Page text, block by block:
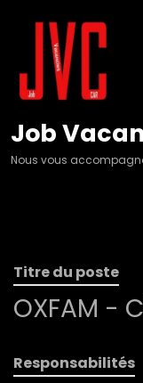
Job
Nous vous
Titre du poste
OXFAM -
Responsabilités